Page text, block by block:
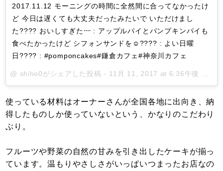
2017.11.12 モーニングの時間に全然間に合ってなかったけ
ど 今日は遅くても大丈夫だったみたいで いただけまし
た???? おいしすぎた᠁ : アップルパイとパンプキンパイも
食べたかったけど シフォンサンドを☺︎???? : よい日曜
日???? : #pomponcakes#鎌倉カフェ#神奈川カフェ
@ shiho0がシェアした投稿 - 11月 11, 2017 at 6:36午後 PST
使っている材料はオーナーさんが全国各地に出向き、納
得したものしか使っていないという、かなりのこだわり
ぶり。
フルーツや野菜の自然の甘みを引き出したケーキが揃っ
ています。温もりやさしさがいっぱいつまったお店なの